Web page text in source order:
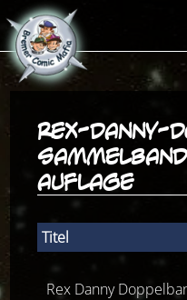
rex-danny-
auflage
Titel
Rex Danny